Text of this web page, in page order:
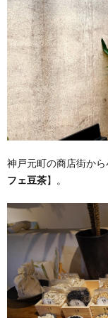
神戸元町の商店街か
フェ豆茶】。